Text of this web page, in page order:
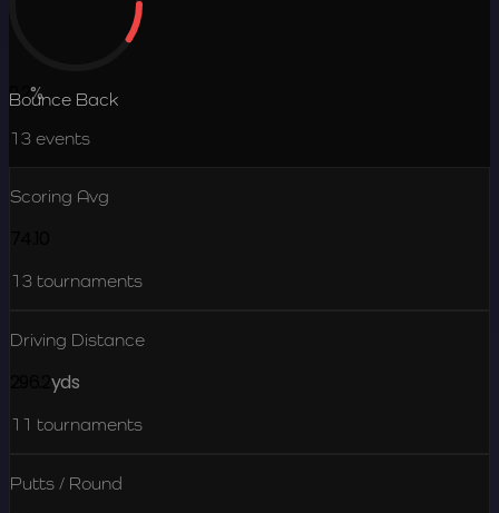
9.2%
Bounce Back
13 events
Scoring Avg
13 tournaments
Driving Distance
yds
11 tournaments
Putts / Round